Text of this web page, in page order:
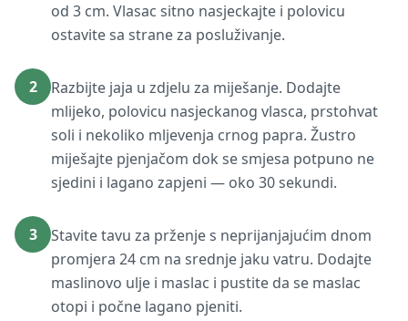
od 3 cm. Vlasac sitno nasjeckajte i polovicu
ostavite sa strane za posluživanje.
2
Razbijte jaja u zdjelu za miješanje. Dodajte
mlijeko, polovicu nasjeckanog vlasca, prstohvat
soli i nekoliko mljevenja crnog papra. Žustro
miješajte pjenjačom dok se smjesa potpuno ne
sjedini i lagano zapjeni — oko 30 sekundi.
3
Stavite tavu za prženje s neprijanjajućim dnom
promjera 24 cm na srednje jaku vatru. Dodajte
maslinovo ulje i maslac i pustite da se maslac
otopi i počne lagano pjeniti.